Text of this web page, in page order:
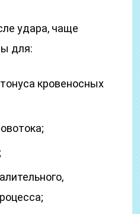
удара, чаще
для:
кровеносных